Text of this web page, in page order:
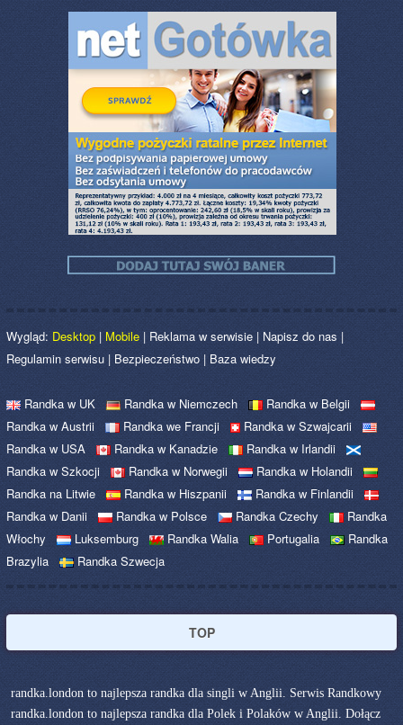
Wygląd: Desktop | Mobile | Reklama w serwisie | Napisz do nas |
Regulamin serwisu | Bezpieczeństwo | Baza wiedzy
Randka w UK Randka w Niemczech
Randka w Belgii
Randka w Austrii
Randka we Francji
Randka w Szwajcarii
Randka w USA
Randka w Kanadzie
Randka w Irlandii
Randka w Szkocji
Randka w Norwegii
Randka w Holandii
Randka na Litwie
Randka w Hiszpanii
Randka w Finlandii
Randka w Danii
Randka w Polsce Randka Czechy
Randka
Włochy
Luksemburg Randka Walia Portugalia
Randka
Brazylia
Randka Szwecja
TOP
randka.london to najlepsza randka dla singli w Anglii. Serwis Randkowy
randka.london to najlepsza randka dla Polek i Polaków w Anglii. Dołącz